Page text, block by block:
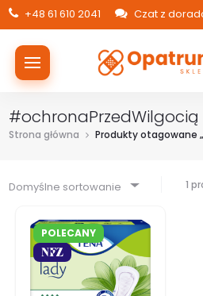
+48 61 610 2041 Czat z
#ochronaPrzedWilgocią
Strona główna Produkty otagowane
Domyślne sortowanie 1
POLECANY